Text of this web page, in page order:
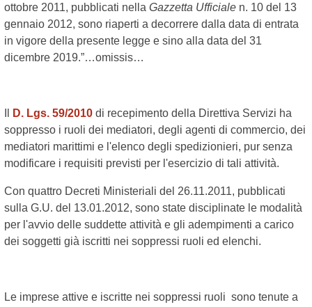
ottobre 2011, pubblicati nella Gazzetta Ufficiale n. 10 del 13
gennaio 2012, sono riaperti a decorrere dalla data di entrata
in vigore della presente legge e sino alla data del 31
dicembre 2019.”…omissis…
D. Lgs. 59/2010 di recepimento della Direttiva Servizi ha
soppresso i ruoli dei mediatori, degli agenti di commercio, dei
mediatori marittimi e l'elenco degli spedizionieri, pur senza
modificare i requisiti previsti per l'esercizio di tali attività.
Con quattro Decreti Ministeriali del 26.11.2011, pubblicati
sulla G.U. del 13.01.2012, sono state disciplinate le modalità
per l'avvio delle suddette attività e gli adempimenti a carico
dei soggetti già iscritti nei soppressi ruoli ed elenchi.
Le imprese attive e iscritte nei soppressi ruoli sono tenute a